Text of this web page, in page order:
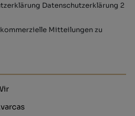
Datenschutzerklärung 2
Mitteilungen zu